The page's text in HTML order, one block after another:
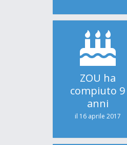
ZOU ha
compiuto 9
anni
il 16 aprile 2017